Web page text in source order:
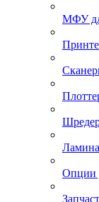
МФУ
Опции